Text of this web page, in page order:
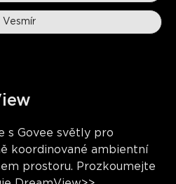
Vesmír
s Govee světly pro
koordinované ambientní
prostoru. Prozkoumejte